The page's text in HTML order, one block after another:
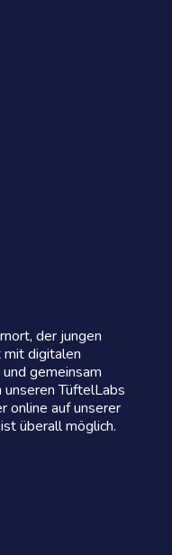
der jungen
digitalen
gemeinsam
TüftelLabs
online auf unserer
überall möglich.